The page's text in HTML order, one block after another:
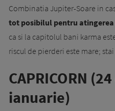
Combinatia Jupiter-Soare in
tot posibilul pentru
ca si la capitolul bani karma
riscul de pierderi este mare;
CAPRICORN
ianuarie)